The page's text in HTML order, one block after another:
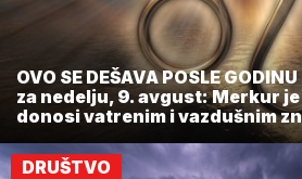
OVO SE DEŠAVA POSLE
za nedelju, 9. avgust: Merkur je
donosi vatrenim i vazdušnim
DRUŠTVO